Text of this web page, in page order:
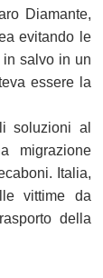
Diamante,
evitando le
in salvo in un
essere la
soluzioni al
migrazione
Italia,
vittime da
della